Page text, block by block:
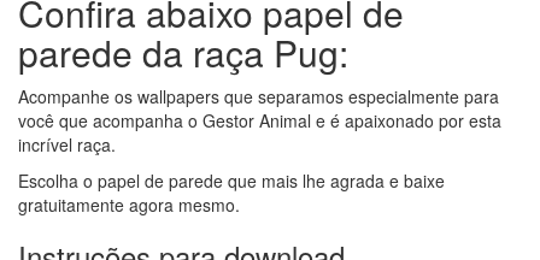
Confira abaixo papel de
parede da raça Pug:
Acompanhe os wallpapers que separamos especialmente para
você que acompanha o Gestor Animal e é apaixonado por esta
incrível raça.
Escolha o papel de parede que mais lhe agrada e baixe
gratuitamente agora mesmo.